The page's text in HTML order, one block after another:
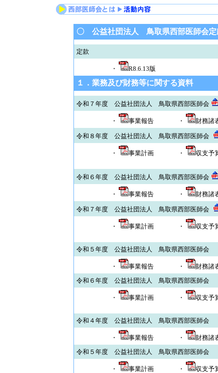
〇 公益社団法人 鳥取県西部医師会定
定款
・ R8.6.13版
１．業務及び財務等に関する資料
令和７年度 公益社団法人 鳥取県西部医師会
・ 事業報告 ・ 財務諸
令和８年度 公益社団法人 鳥取県西部医師会
・ 事業計画 ・ 収支予
令和６年度 公益社団法人 鳥取県西部医師会
・ 事業報告 ・ 財務諸
令和７年度 公益社団法人 鳥取県西部医師会
・ 事業計画 ・ 収支予
令和５年度 公益社団法人 鳥取県西部医師会
・ 事業報告 ・
財務諸
令和６年度 公益社団法人 鳥取県西部医師会
・ 事業計画 ・ 収支予
令和４年度 公益社団法人 鳥取県西部医師会
・ 事業報告 ・
財務諸
令和５年度 公益社団法人 鳥取県西部医師会
・ 事業計画 ・ 収支予